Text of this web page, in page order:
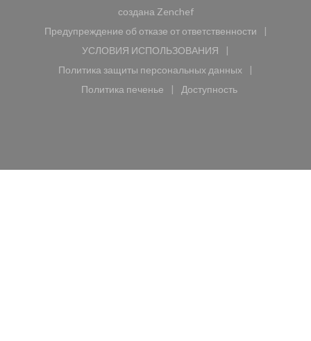
создана Zenchef((открывается в новом
Предупреждение об отказе от ответственности
((открывается в новом окне))
УСЛОВИЯ ИСПОЛЬЗОВАНИЯ
((открывается в новом окне))
Политика защиты персональных данных
((открывается в новом окне))
Политика печенье
((открывается в новом окне))
Доступность